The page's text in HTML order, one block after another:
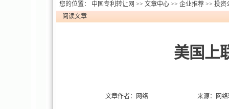
您的位置： 中国专利转让网 >> 文章中心 >> 企业推荐 >> 投资
阅读文章
美国上
文章作者：网络 来源：网